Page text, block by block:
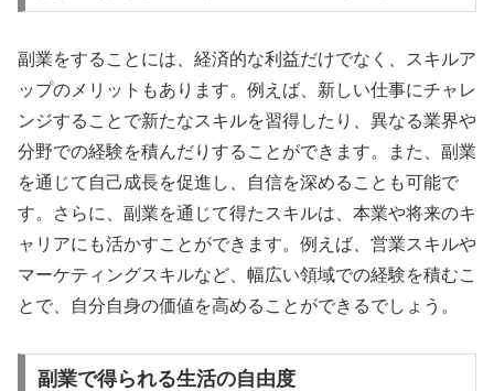
副業をすることには、経済的な利益だけでなく、スキルア
ップのメリットもあります。例えば、新しい仕事にチャレ
ンジすることで新たなスキルを習得したり、異なる業界や
分野での経験を積んだりすることができます。また、副業
を通じて自己成長を促進し、自信を深めることも可能で
す。さらに、副業を通じて得たスキルは、本業や将来のキ
ャリアにも活かすことができます。例えば、営業スキルや
マーケティングスキルなど、幅広い領域での経験を積むこ
とで、自分自身の価値を高めることができるでしょう。
副業で得られる生活の自由度